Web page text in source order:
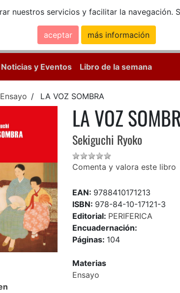
nuestros servicios y facilitar la navegación.
aceptar más información
Noticias y Eventos Libro de la semana
Ensayo LA VOZ SOMBRA
LA VOZ
Sekiguchi Ryoko
Comenta y valora este libro
EAN: 9788410171213
ISBN: 978-84-10-17121-3
Editorial: PERIFERICA
Encuadernación:
Páginas: 104
Materias
Ensayo